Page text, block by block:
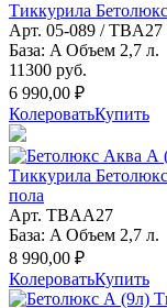
Тиккурила
Арт. 05-089 / TBA27
База: A Объем 2,7 л.
11300 руб.
6 990,00 ₽
КолероватьКупить
Тиккурила
пола
Арт. TBAA27
База: A Объем 2,7 л.
8 990,00 ₽
КолероватьКупить